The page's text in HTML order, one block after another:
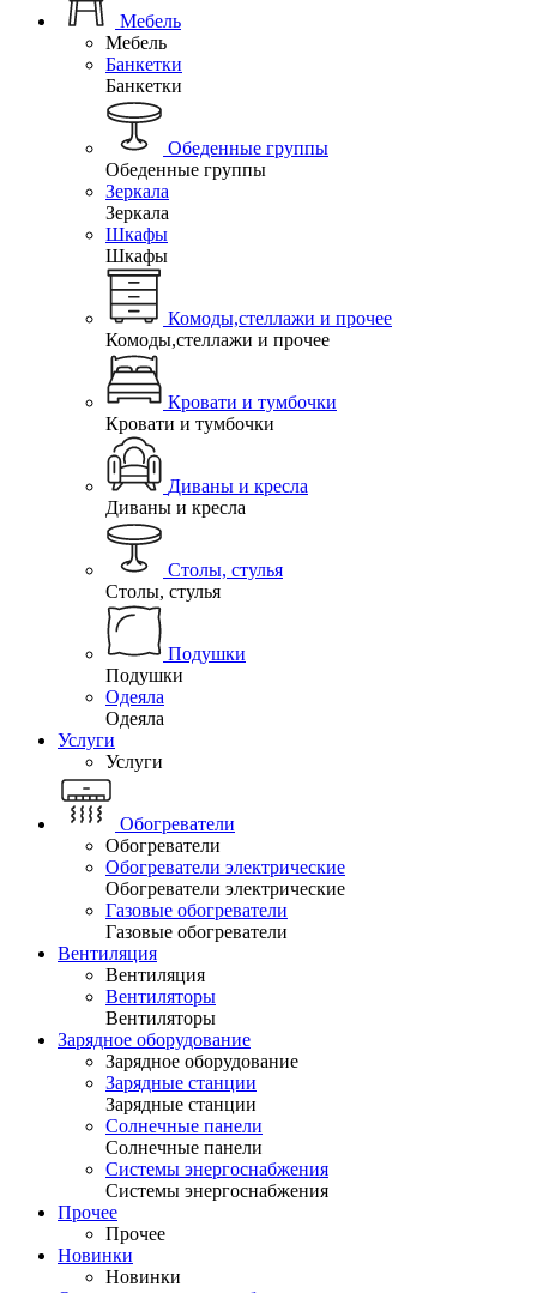
Мебель
Мебель
Банкетки
Банкетки
Обеденные группы
Обеденные группы
Зеркала
Зеркала
Шкафы
Шкафы
Комоды,стеллажи и прочее
Комоды,стеллажи и прочее
Кровати и тумбочки
Кровати и тумбочки
Диваны и кресла
Диваны и кресла
Столы, стулья
Столы, стулья
Подушки
Подушки
Одеяла
Одеяла
Услуги
Услуги
Обогреватели
Обогреватели
Обогреватели электрические
Обогреватели электрические
Газовые обогреватели
Газовые обогреватели
Вентиляция
Вентиляция
Вентиляторы
Вентиляторы
Зарядное оборудование
Зарядное оборудование
Зарядные станции
Зарядные станции
Солнечные панели
Солнечные панели
Системы энергоснабжения
Системы энергоснабжения
Прочее
Прочее
Новинки
Новинки